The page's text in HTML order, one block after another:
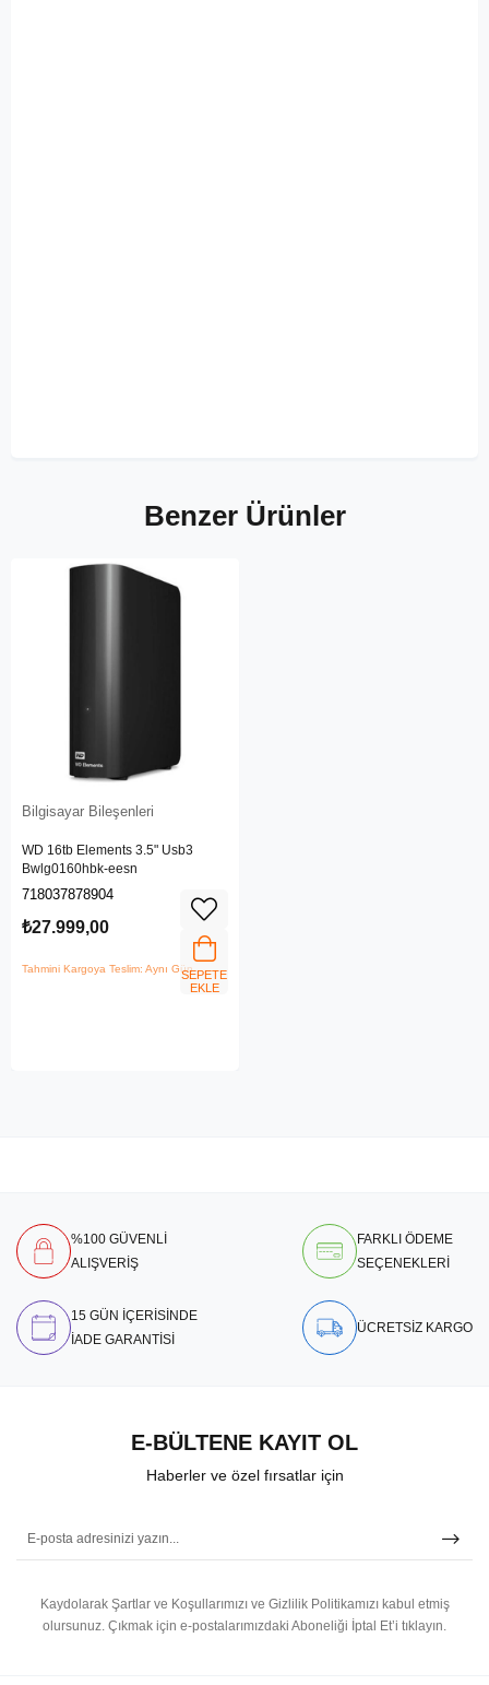
Benzer Ürünler
Bilgisayar Bileşenleri
WD 16tb Elements 3.5" Usb3
Bwlg0160hbk-eesn
718037878904
₺27.999,00
Tahmini Kargoya Teslim: Aynı GünSEPETE
EKLE
%100 GÜVENLİ
ALIŞVERİŞ
FARKLI ÖDEME
SEÇENEKLERİ
15 GÜN İÇERİSİNDE
İADE GARANTİSİ
ÜCRETSİZ KARGO
E-BÜLTENE KAYIT OL
Haberler ve özel fırsatlar için
Kaydolarak Şartlar ve Koşullarımızı ve Gizlilik Politikamızı kabul etmiş
olursunuz. Çıkmak için e-postalarımızdaki Aboneliği İptal Et’i tıklayın.